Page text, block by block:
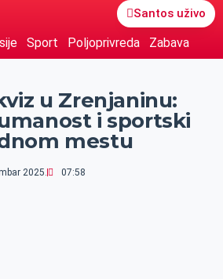
Santos uživo
Sport Poljoprivreda Zabava
u Zrenjaninu:
i sportski
mestu
2025. 07:58